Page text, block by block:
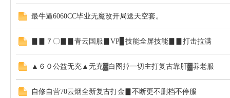
最牛逼6060CC毕业无魔改开局送天空套。
▊▊７〇▊▊青云国服▊VP▊技能全屏技能▊▊打击拉满
▲６０公益无充▲无充▓白图掉一切主打复古靠肝▓养老服
自修自营70云烟全新复古打金▊不断更不删档不停服